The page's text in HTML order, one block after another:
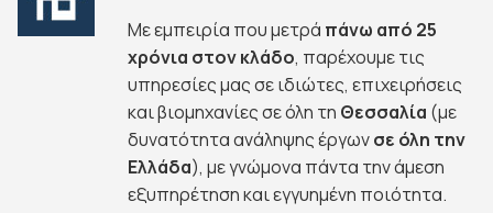
Με εμπειρία που μετρά πάνω από 25
χρόνια στον κλάδο, παρέχουμε τις
υπηρεσίες μας σε ιδιώτες, επιχειρήσεις
και βιομηχανίες σε όλη τη Θεσσαλία (με
δυνατότητα ανάληψης έργωνσε όλη την
Ελλάδα), με γνώμονα πάντα την άμεση
εξυπηρέτηση και εγγυημένη ποιότητα.